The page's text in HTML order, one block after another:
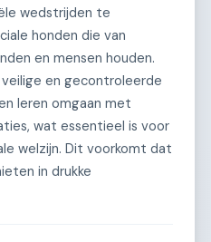
wedstrijden te
honden die van
en mensen houden.
en gecontroleerde
leren omgaan met
wat essentieel is voor
welzijn. Dit voorkomt dat
in drukke